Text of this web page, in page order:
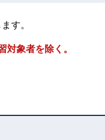
す。
対象者を除く。